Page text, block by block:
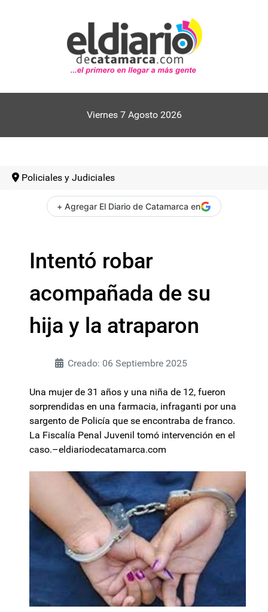
Viernes 7 Agosto 2026
Policiales y Judiciales
+ Agregar El Diario de Catamarca en
Intentó robar
acompañada de su
hija y la atraparon
Creado: 06 Septiembre 2025
Una mujer de 31 años y una niña de 12, fueron
sorprendidas en una farmacia, infraganti por una
sargento de Policía que se encontraba de franco.
La Fiscalía Penal Juvenil tomó intervención en el
caso.–eldiariodecatamarca.com